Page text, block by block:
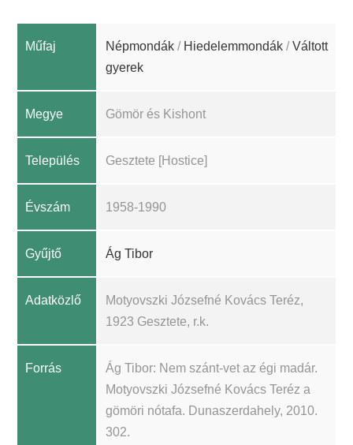
Műfaj Népmondák / Hiedelemmondák /Váltott
gyerek
Megye Gömör és Kishont
Település Gesztete [Hostice]
Évszám 1958-1990
Gyűjtő Ág Tibor
Adatközlő
Motyovszki Józsefné Kovács Teréz,
1923 Gesztete, r.k.
Forrás
Ág Tibor: Nem szánt-vet az égi madár.
Motyovszki Józsefné Kovács Teréz a
gömöri nótafa. Dunaszerdahely, 2010.
302.